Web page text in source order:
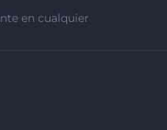
en cualquier